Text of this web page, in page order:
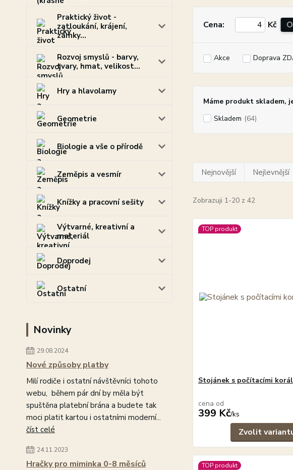
Praktický život -
zatloukání, krájení,
zámky...
Rozvoj smyslů - barvy,
tvary, hmat, velikost...
Hry a hlavolamy
Geometrie
Biologie a vše o přírodě
Zeměpis a vesmír
Knížky a pracovní sešity
Výtvarné, kreativní a
materiál
Doprodej
Ostatní
Novinky
29.08.2024
Nové způsoby platby
Milí rodiče i ostatní návštěvníci tohoto
webu, během pár dní by měla být
spuštěna platební brána a budete tak
moci platit kartou i ostatními moderní...
číst celé
24.11.2023
Hračky pro miminka 0-8 měsíců
Cena: Kč
Akce Doprava
Máme produkt skladem,
Skladem (64)
Nejnovější Nejlevnější
Zobrazuji 1-20 z 42
TOP produkt
Stojánek s počítacími
cena od
399 Kč/ks
Zvolit
TOP produkt